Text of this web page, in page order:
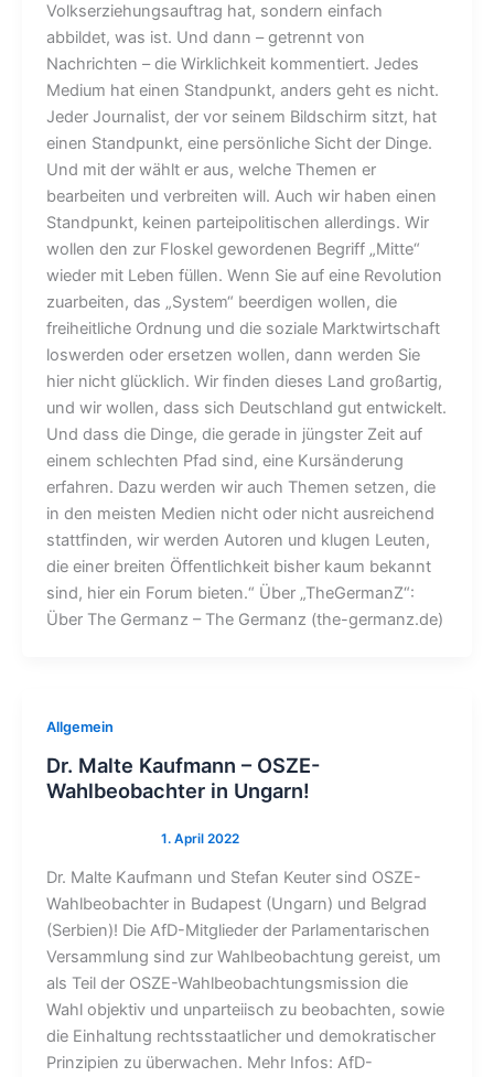
Volkserziehungsauftrag hat, sondern einfach
abbildet, was ist. Und dann – getrennt von
Nachrichten – die Wirklichkeit kommentiert. Jedes
Medium hat einen Standpunkt, anders geht es nicht.
Jeder Journalist, der vor seinem Bildschirm sitzt, hat
einen Standpunkt, eine persönliche Sicht der Dinge.
Und mit der wählt er aus, welche Themen er
bearbeiten und verbreiten will. Auch wir haben einen
Standpunkt, keinen parteipolitischen allerdings. Wir
wollen den zur Floskel gewordenen Begriff „Mitte“
wieder mit Leben füllen. Wenn Sie auf eine Revolution
zuarbeiten, das „System“ beerdigen wollen, die
freiheitliche Ordnung und die soziale Marktwirtschaft
loswerden oder ersetzen wollen, dann werden Sie
hier nicht glücklich. Wir finden dieses Land großartig,
und wir wollen, dass sich Deutschland gut entwickelt.
Und dass die Dinge, die gerade in jüngster Zeit auf
einem schlechten Pfad sind, eine Kursänderung
erfahren. Dazu werden wir auch Themen setzen, die
in den meisten Medien nicht oder nicht ausreichend
stattfinden, wir werden Autoren und klugen Leuten,
die einer breiten Öffentlichkeit bisher kaum bekannt
sind, hier ein Forum bieten.“ Über „TheGermanZ“:
Über The Germanz – The Germanz (the-germanz.de)
Allgemein
Dr. Malte Kaufmann – OSZE-
Wahlbeobachter in Ungarn!
Dr. Malte Kaufmann und Stefan Keuter sind OSZE-
Wahlbeobachter in Budapest (Ungarn) und Belgrad
(Serbien)! Die AfD-Mitglieder der Parlamentarischen
Versammlung sind zur Wahlbeobachtung gereist, um
als Teil der OSZE-Wahlbeobachtungsmission die
Wahl objektiv und unparteiisch zu beobachten, sowie
die Einhaltung rechtsstaatlicher und demokratischer
Prinzipien zu überwachen. Mehr Infos: AfD-